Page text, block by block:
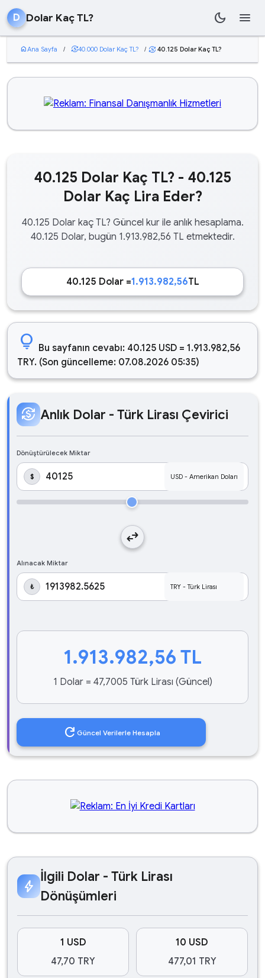
D Dolar Kaç TL? dark_mode menu
homeAna Sayfa / currency_exchange40.000 Dolar Kaç TL? / currency_exchange 40.125 Dolar Kaç TL?
40.125 Dolar Kaç TL? - 40.125
Dolar Kaç Lira Eder?
40.125 Dolar kaç TL? Güncel kur ile anlık hesaplama.
40.125 Dolar, bugün 1.913.982,56 TL etmektedir.
40.125 Dolar =1.913.982,56TL
lightbulb Bu sayfanın cevabı: 40.125 USD = 1.913.982,56
TRY. (Son güncelleme: 07.08.2026 05:35)
currency_exchange Anlık Dolar - Türk Lirası Çevirici
Dönüştürülecek Miktar
$
swap_horiz
Alınacak Miktar
₺
1.913.982,56 TL
1 Dolar = 47,7005 Türk Lirası (Güncel)
refresh Güncel Verilerle Hesapla
bolt
İlgili Dolar - Türk Lirası
Dönüşümleri
1 USD
47,70 TRY
10 USD
477,01 TRY